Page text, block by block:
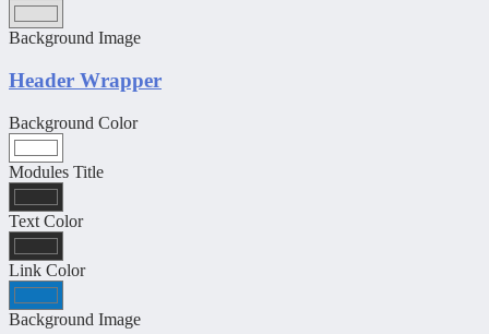
Background Image
Header Wrapper
Background Color
Modules Title
Text Color
Link Color
Background Image